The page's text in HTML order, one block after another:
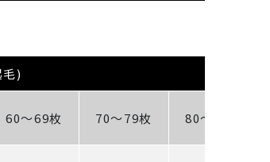
)
60～69枚 70～79枚 80～89枚